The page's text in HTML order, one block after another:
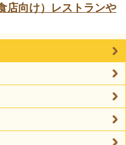
店向け）レストランや